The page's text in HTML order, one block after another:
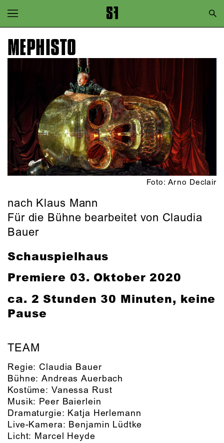
Zur Hauptnavigation springen
Zum Hauptinhalt springen
Zum Footer springen
MEPHISTO
Foto: Arno Declair
nach Klaus Mann
Für die Bühne bearbeitet von Claudia
Bauer
Schauspielhaus
Premiere 03. Oktober 2020
ca. 2 Stunden 30 Minuten, keine
Pause
TEAM
Regie: Claudia Bauer
Bühne:Andreas Auerbach
Kostüme: Vanessa Rust
Musik: Peer Baierlein
Dramaturgie: Katja Herlemann
Live-Kamera: Benjamin Lüdtke
Licht: Marcel Heyde